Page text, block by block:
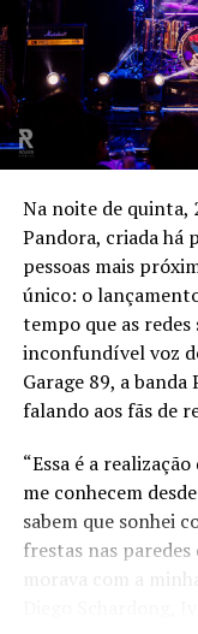
Na noite de quinta,
Pandora, criada há
pessoas mais
único: o
tempo que as
inconfundível voz
Garage 89, a
falando aos fãs de
“Essa é a
me conhecem
sabem que sonhei
frestas nas paredes
morava com a